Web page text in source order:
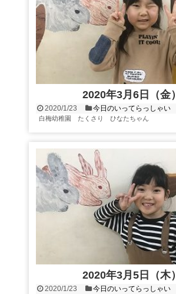
2020年3月6日（金）
2020/1/23 今日のいってらっしゃい
白梅幼稚園 たくさり ひなたちゃん
2020年3月5日（木）
2020/1/23 今日のいってらっしゃい